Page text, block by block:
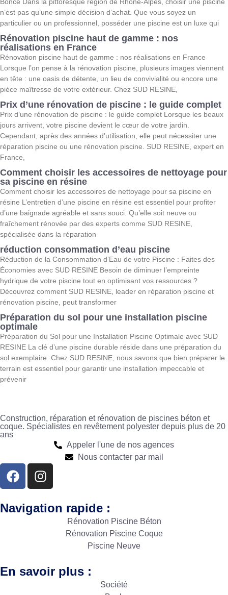
n’est pas qu’une simple décision d’achat. Que vous soyez un
particulier ou un professionnel, posséder une piscine est un luxe qui
Rénovation piscine haut de gamme : nos
réalisations en France
Rénovation piscine haut de gamme : nos réalisations en France
Lorsque l’on pense à la rénovation piscine, plusieurs images viennent
en tête : une oasis de détente, un lieu de convivialité ou encore une
pièce maîtresse de votre extérieur. Chez SUD RESINE,
Prix d’une rénovation de piscine : le guide complet
Prix d’une rénovation de piscine : le guide complet Lorsque les beaux
jours arrivent, votre piscine devient le cœur de votre jardin.
Cependant, après des années d’utilisation, elle peut nécessiter une
réparation piscine ou une rénovation piscine. SUD RESINE, expert en
France,
Comment choisir les accessoires de nettoyage pour
sa piscine en résine
Comment choisir les accessoires de nettoyage pour sa piscine en
résine L’entretien d’une piscine en résine est essentiel pour profiter
d’une baignade agréable et sans souci. Qu’elle soit neuve ou
fraîchement rénovée par des experts comme SUD RESINE,
spécialisée dans la réparation
réduction consommation d’eau piscine
Réduction de la Consommation d’Eau de votre Piscine : Faites des
Économies avec SUD RESINE Besoin de diminuer l’empreinte
hydrique de votre piscine tout en optimisant vos ressources ?
Découvrez comment SUD RESINE, leader en réparation piscine et
rénovation piscine, peut transformer
Préparation du sol pour une installation piscine
optimale
Préparation du Sol pour une Installation Piscine Optimale avec SUD
RESINE La clé d’une piscine durable réside dans une préparation du
sol exemplaire. Chez SUD RESINE, nous savons que bien préparer le
terrain est essentiel pour garantir une installation impeccable et
prévenir
Construction, réparation et rénovation de piscines béton et
coque. Spécialistes en revêtement polyester depuis plus de 20
ans
Appeler l'une de nos agences
Nous contacter par mail
Navigation rapide :
Rénovation Piscine Béton
Rénovation Piscine Coque
Piscine Neuve
En savoir plus :
Société